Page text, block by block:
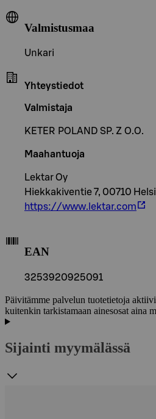
Valmistusmaa
Unkari
Yhteystiedot
Valmistaja
KETER POLAND SP. Z O.O.
Maahantuoja
Lektar Oy
Hiekkakiventie 7, 00710
https://www.lektar.com
EAN
3253920925091
Päivitämme palvelun tuotetietoja
kuitenkin tarkistamaan ainesosat aina
Sijainti myymälässä